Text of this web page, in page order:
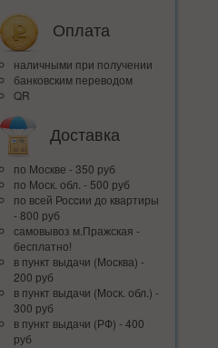
Оплата
наличными при получении
банковским переводом
QR
Доставка
по Москве - 350 руб
по Моск. обл. - 500 руб
по всей Росcии до квартиры
- 800 руб
самовывоз м.Пражская -
бесплатно!
в пункт выдачи (Москва) -
200 руб
в пункт выдачи (Моск. обл.) -
300 руб
в пункт выдачи (РФ) - 400
руб